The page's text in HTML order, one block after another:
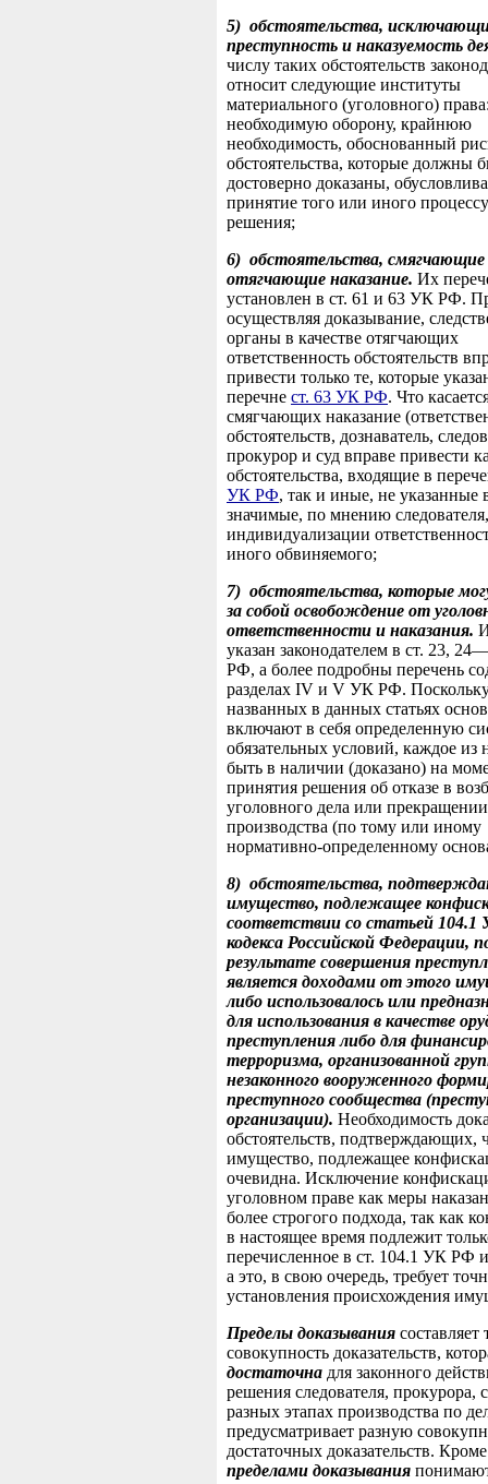
5) обстоятельства,
преступность и наказуемость
числу таких обстоятельств
относит следующие институты
материального (уголовного)
необходимую оборону, крайнюю
необходимость, обоснованный
обстоятельства, которые должны
достоверно доказаны,
принятие того или иного
решения;
6) обстоятельства, смягчающие
отягчающие наказание. Их
установлен в ст. 61 и 63 УК РФ.
осуществляя доказывание,
органы в качестве отягчающих
ответственность обстоятельств
привести только те, которые
перечне ст. 63 УК РФ. Что
смягчающих наказание
обстоятельств, дознаватель,
прокурор и суд вправе привести
обстоятельства, входящие в
УК РФ, так и иные, не указанные
значимые, по мнению
индивидуализации
иного обвиняемого;
7) обстоятельства, которые
за собой освобождение от
ответственности и наказания.
указан законодателем в ст. 23,
РФ, а более подробны перечень
разделах IV и V УК РФ.
названных в данных статьях
включают в себя определенную
обязательных условий, каждое из
быть в наличии (доказано) на
принятия решения об отказе в
уголовного дела или
производства (по тому или иному
нормативно-определенному
8) обстоятельства,
имущество, подлежащее
соответствии со статьей 104.1
кодекса Российской Федерации,
результате совершения
является доходами от этого
либо использовалось или
для использования в качестве
преступления либо для
терроризма, организованной
незаконного вооруженного
преступного сообщества
организации). Необходимость
обстоятельств, подтверждающих,
имущество, подлежащее
очевидна. Исключение
уголовном праве как меры
более строгого подхода, так как
в настоящее время подлежит
перечисленное в ст. 104.1 УК РФ
а это, в свою очередь, требует
установления происхождения
Пределы доказывания составляет
совокупность доказательств,
достаточна для законного
решения следователя, прокурора,
разных этапах производства по
предусматривает разную
достаточных доказательств.
пределами доказывания